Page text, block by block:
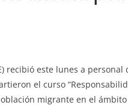
recibió este lunes a personal
el curso
migrante en el ámbito